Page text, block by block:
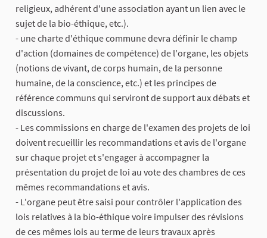
religieux, adhérent d'une association ayant un lien avec le
sujet de la bio-éthique, etc.).
- une charte d'éthique commune devra définir le champ
d'action (domaines de compétence) de l'organe, les objets
(notions de vivant, de corps humain, de la personne
humaine, de la conscience, etc.) et les principes de
référence communs qui serviront de support aux débats et
discussions.
- Les commissions en charge de l'examen des projets de loi
doivent recueillir les recommandations et avis de l'organe
sur chaque projet et s'engager à accompagner la
présentation du projet de loi au vote des chambres de ces
mêmes recommandations et avis.
- L'organe peut être saisi pour contrôler l'application des
lois relatives à la bio-éthique voire impulser des révisions
de ces mêmes lois au terme de leurs travaux après